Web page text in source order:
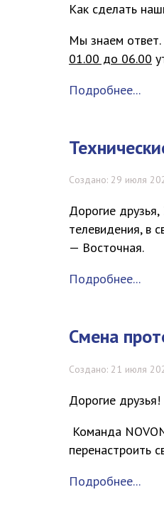
Как сделать
Мы знаем
01.00 до 06.00
Подробнее...
Создано: 29 июля
Дорогие
телевидения, в
— Восточная.
Подробнее...
Смена
Создано: 21 июля
Дорогие друзья!
Команда
перенастроить
Подробнее...